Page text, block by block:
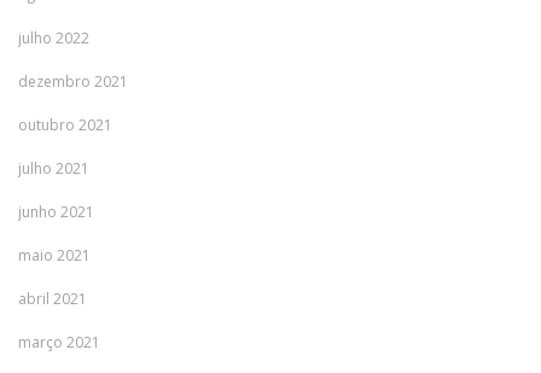
julho 2022
dezembro 2021
outubro 2021
julho 2021
junho 2021
maio 2021
abril 2021
março 2021